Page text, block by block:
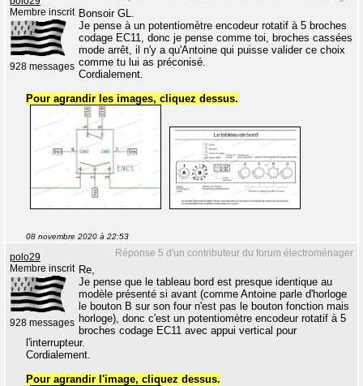
Membre inscrit
928 messages
Bonsoir GL.
Je pense à un potentiomètre encodeur rotatif à 5 broches
codage EC11, donc je pense comme toi, broches cassées
mode arrêt, il n'y a qu'Antoine qui puisse valider ce choix
comme tu lui as préconisé.
Cordialement.
Pour agrandir les images, cliquez dessus.
08 novembre 2020 à 22:53
Réponse 5 d'un contributeur du forum électroménager
polo29
Membre inscrit
928 messages
Re,
Je pense que le tableau bord est presque identique au
modèle présenté si avant (comme Antoine parle d'horloge
le bouton B sur son four n'est pas le bouton fonction mais
horloge), donc c'est un potentiomètre encodeur rotatif à 5
broches codage EC11 avec appui vertical pour
l'interrupteur.
Cordialement.
Pour agrandir l'image, cliquez dessus.